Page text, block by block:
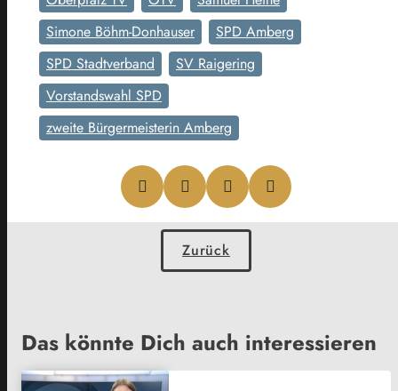
Simone Böhm-Donhauser
SPD Amberg
SPD Stadtverband
SV Raigering
Vorstandswahl SPD
zweite Bürgermeisterin Amberg
Zurück
Das könnte Dich auch interessieren